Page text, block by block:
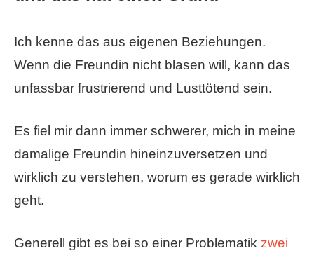
Ich kenne das aus eigenen Beziehungen.
Wenn die Freundin nicht blasen will, kann das
unfassbar frustrierend und Lusttötend sein.
Es fiel mir dann immer schwerer, mich in meine
damalige Freundin hineinzuversetzen und
wirklich zu verstehen, worum es gerade wirklich
geht.
Generell gibt es bei so einer Problematik zwei